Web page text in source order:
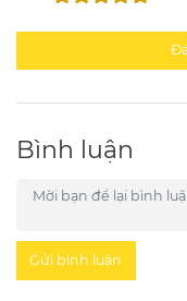
Bình luận
Gửi bình luận